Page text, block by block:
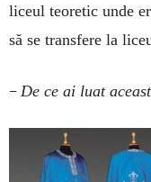
liceul teoretic unde
să se transfere la
– De ce ai luat